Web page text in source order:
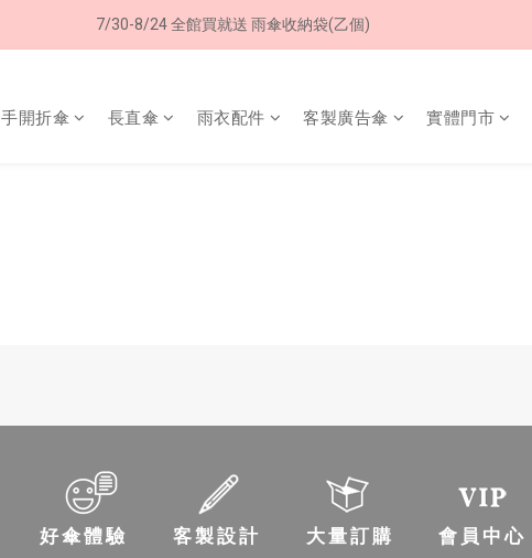
8/8 父親節限定 超商取貨免運費
7/30-8/24 全館買就送 雨傘收納袋(乙個)
手開折傘 長直傘 雨衣配件 客製廣告傘 實體門市
好傘體驗 客製設計 大量訂購 會員中心